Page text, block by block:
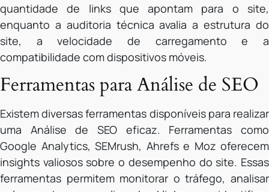
quantidade de links que apontam para o site,
enquanto a auditoria técnica avalia a estrutura do
site, a velocidade de carregamento e a
compatibilidade com dispositivos móveis.
Ferramentas para Análise de SEO
Existem diversas ferramentas disponíveis para realizar
uma Análise de SEO eficaz. Ferramentas como
Google Analytics, SEMrush, Ahrefs e Moz oferecem
insights valiosos sobre o desempenho do site. Essas
ferramentas permitem monitorar o tráfego, analisar